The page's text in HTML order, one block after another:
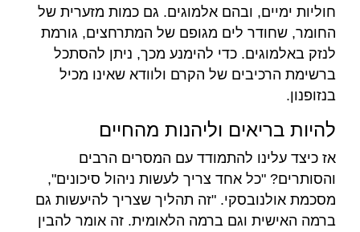
חוליות ימיים, ובהם אלמוגים. גם כמות מזערית של
החומר, שחודר לים מגופם של המתרחצים, גורמת
לנזק באלמוגים. כדי להימנע מכך, ניתן להסתכל
ברשימת הרכיבים של הקרם ולוודא שאינו מכיל
בנזופנון.
להיות בריאים וליהנות מהחיים
אז כיצד עלינו להתמודד עם המסרים הרבים
והסותרים? "כל אחד צריך לעשות ניהול סיכונים",
מסכמת אולנובסקי. "זה תהליך שצריך להיעשות גם
ברמה האישית וגם ברמה הלאומית. זה אומר להבין